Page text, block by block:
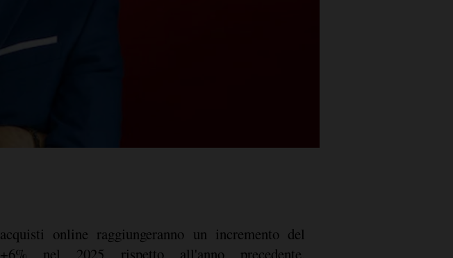
acquisti online raggiungeranno un incremento del
+6% nel 2025 rispetto all'anno precedente.